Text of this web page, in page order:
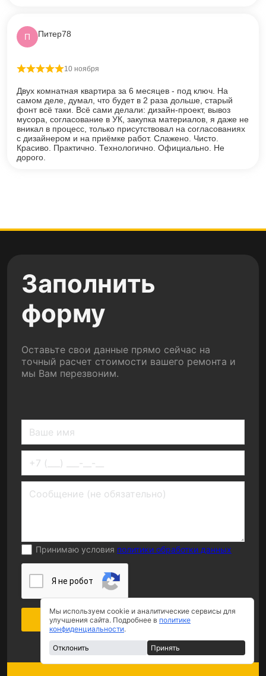
П Питер78
Оценка5из 5
10 ноября
Двух комнатная квартира за 6 месяцев - под ключ. На
самом деле, думал, что будет в 2 раза дольше, старый
фонт всё таки. Всё сами делали: дизайн-проект, вывоз
мусора, согласование в УК, закупка материалов, я даже не
вникал в процесс, только присутствовал на согласованиях
с дизайнером и на приёмке работ. Слажено. Чисто.
Красиво. Практично. Технологично. Официально. Не
дорого.
Заполнить
форму
Оставьте свои данные прямо сейчас на
точный расчет стоимости вашего ремонта и
мы Вам перезвоним.
Принимаю условия политики обработки данных
Я нe poбoт
Оставить заявку
Мы используем cookie и аналитические сервисы для
улучшения сайта. Подробнее в политике
конфиденциальности.
Отклонить Принять